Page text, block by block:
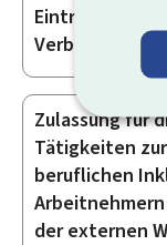
Eintragung in
Zulassung für
Tätigkeiten
beruflichen
der externen